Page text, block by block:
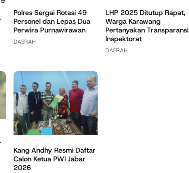
Polres Sergai Rotasi 49
Personel dan Lepas Dua
Perwira Purnawirawan
DAERAH
LHP 2025 Ditutup Rapat,
Warga Karawang
Pertanyakan Transparansi
Inspektorat
DAERAH
Kang Andhy Resmi Daftar
Calon Ketua PWI Jabar
2026